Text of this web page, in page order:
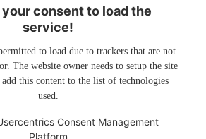
your consent to load the
service!
to load due to trackers that are not
The website owner needs to setup the site
this content to the list of technologies
used.
Consent Management
Platform